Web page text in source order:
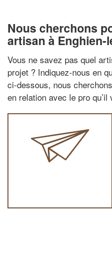
Nous cherchons
artisan à Enghien-
Vous ne savez pas quel
projet ? Indiquez-nous en
ci-dessous, nous
en relation avec le pro qu’il